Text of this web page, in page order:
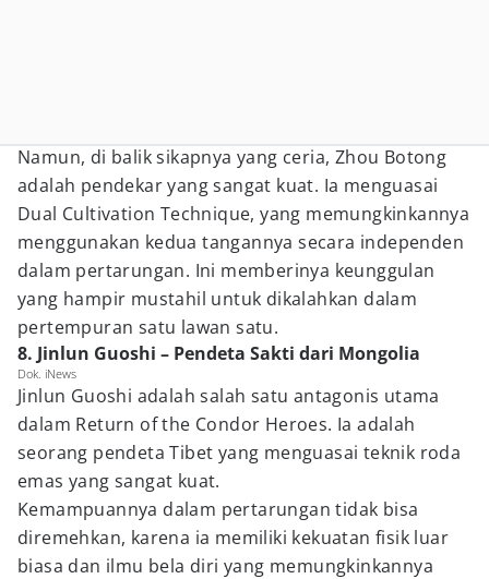
Namun, di balik sikapnya yang ceria, Zhou Botong
adalah pendekar yang sangat kuat. Ia menguasai
Dual Cultivation Technique, yang memungkinkannya
menggunakan kedua tangannya secara independen
dalam pertarungan. Ini memberinya keunggulan
yang hampir mustahil untuk dikalahkan dalam
pertempuran satu lawan satu.
8. Jinlun Guoshi – Pendeta Sakti dari Mongolia
Dok. iNews
Jinlun Guoshi adalah salah satu antagonis utama
dalam Return of the Condor Heroes. Ia adalah
seorang pendeta Tibet yang menguasai teknik roda
emas yang sangat kuat.
Kemampuannya dalam pertarungan tidak bisa
diremehkan, karena ia memiliki kekuatan fisik luar
biasa dan ilmu bela diri yang memungkinkannya